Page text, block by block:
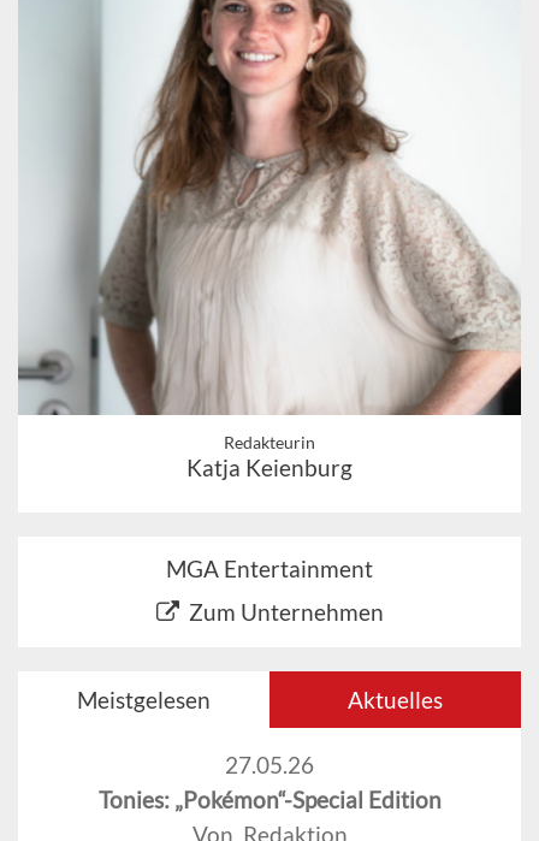
Redakteurin
Katja Keienburg
MGA Entertainment
Zum Unternehmen
Meistgelesen Aktuelles
27.05.26
Tonies: „Pokémon“-Special Edition
Von Redaktion